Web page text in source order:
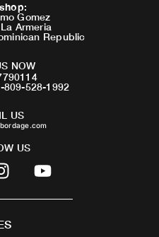
:
Gomez
Armeria
Republic
NOW
809-528-1992
US
US
I
n
s
a
Y
o
u